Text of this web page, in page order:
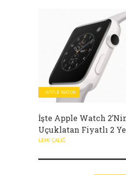
APPLE WATCH
İşte Apple Watch
Uçuklatan Fiyatlı 2
LEMI ÇALIĞ